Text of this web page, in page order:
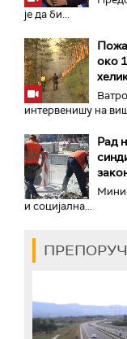
је да би...
око
интервенишу на
Рад
и социјална...